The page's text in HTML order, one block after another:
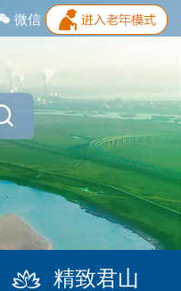
微信
精致君山